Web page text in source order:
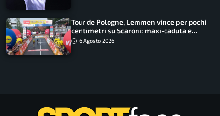
Tour de Pologne, Lemmen vince per pochi
centimetri su Scaroni: maxi-caduta e
tappa accorciata
6 Agosto 2026